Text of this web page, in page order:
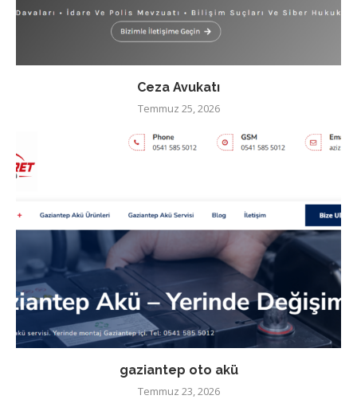
Ceza Avukatı
Temmuz 25, 2026
gaziantep oto akü
Temmuz 23, 2026